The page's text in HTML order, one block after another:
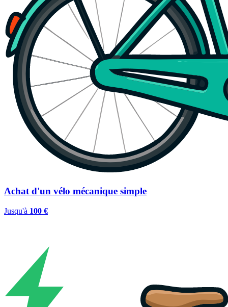
Achat d'un vélo mécanique simple
Jusqu'à 100 €